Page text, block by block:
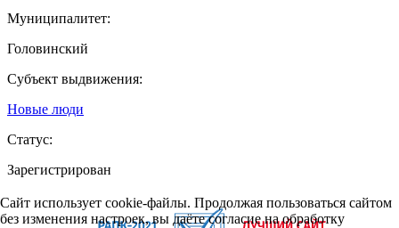
Муниципалитет:
Головинский
Субъект выдвижения:
Новые люди
Статус:
Зарегистрирован
Сайт использует cookie-файлы. Продолжая пользоваться сайтом
без изменения настроек, вы даёте согласие на обработку